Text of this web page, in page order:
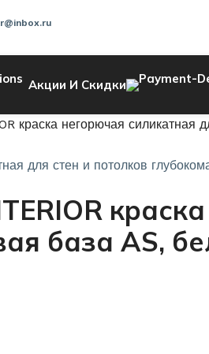
Акции И Скидки
краска негорючая
база AS,